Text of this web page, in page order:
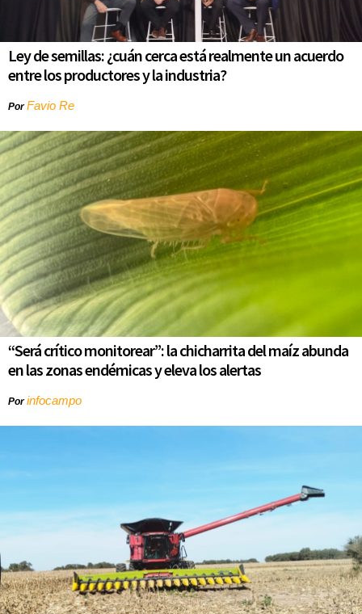
Ley de semillas: ¿cuán cerca está realmente un acuerdo
entre los productores y la industria?
PorFavio Re
“Será crítico monitorear”: la chicharrita del maíz abunda
en las zonas endémicas y eleva los alertas
Porinfocampo